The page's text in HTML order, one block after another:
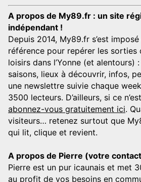
A propos de My89.fr : un site
indépendant !
Depuis 2014, My89.fr s’est
référence pour repérer les sorties
loisirs dans l’Yonne (et alentours)
saisons, lieux à découvrir, infos,
une newslettre suivie chaque
3500 lecteurs. D’ailleurs, si ce
abonnez-vous gratuitement ici.
visiteurs… retenez surtout que
qui lit, clique et revient.
A propos de Pierre (votre
Pierre est un pur icaunais et met
au profit de vos besoins en